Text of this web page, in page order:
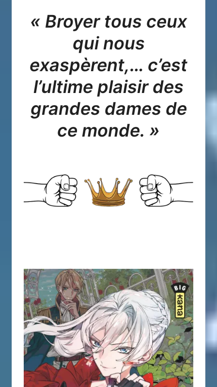
« Broyer tous ceux
qui nous
exaspèrent,… c’est
l’ultime plaisir des
grandes dames de
ce monde. »